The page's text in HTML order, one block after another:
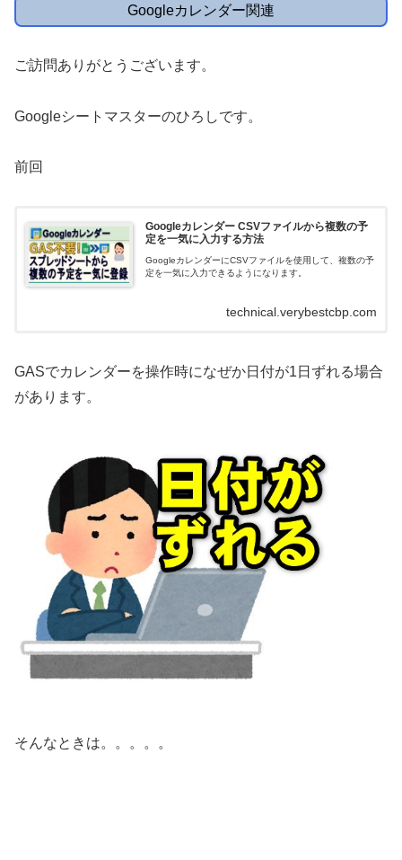
Googleカレンダー関連
ご訪問ありがとうございます。
Googleシートマスターのひろしです。
前回
Googleカレンダー CSVファイルから複数の予
定を一気に入力する方法
GoogleカレンダーにCSVファイルを使用して、複数の予
定を一気に入力できるようになります。
technical.verybestcbp.com
GASでカレンダーを操作時になぜか日付が1日ずれる場合
があります。
そんなときは。。。。。